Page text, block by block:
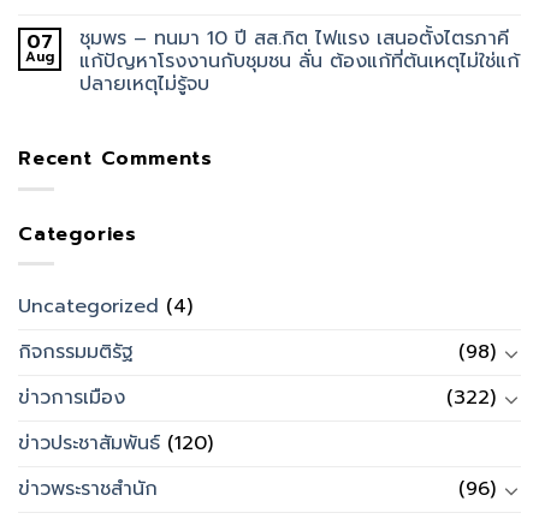
07
Aug
ชุมพร – ทนมา 10 ปี สส.กิต ไฟแรง เสนอตั้งไตรภาคี
แก้ปัญหาโรงงานกับชุมชน ลั่น ต้องแก้ที่ต้นเหตุไม่ใช่แก้
ปลายเหตุไม่รู้จบ
Recent Comments
Categories
Uncategorized (4)
กิจกรรมมติรัฐ
(98)
ข่าวการเมือง
(322)
ข่าวประชาสัมพันธ์ (120)
ข่าวพระราชสำนัก
(96)